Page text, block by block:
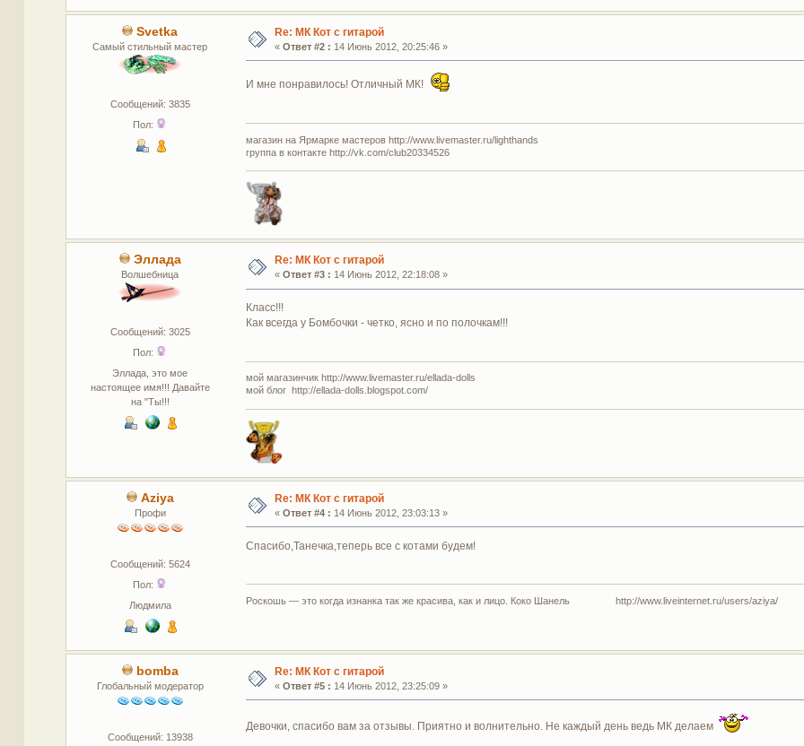
Svetka
Самый стильный мастер
Сообщений: 3835
Пол:
Re: МК Кот с гитарой
« Ответ #2 : 14 Июнь 2012, 20:25:46 »
И мне понравилось! Отличный МК!
магазин на Ярмарке мастеров http://www.livemaster.ru/lighthands
группа в контакте http://vk.com/club20334526
Эллада
Волшебница
Сообщений: 3025
Пол:
Эллада, это мое
настоящее имя!!! Давайте
на "Ты!!!
Re: МК Кот с гитарой
« Ответ #3 : 14 Июнь 2012, 22:18:08 »
Класс!!!
Как всегда у Бомбочки - четко, ясно и по полочкам!!!
мой магазинчик http://www.livemaster.ru/ellada-dolls
мой блог http://ellada-dolls.blogspot.com/
Aziya
Профи
Сообщений: 5624
Пол:
Людмила
Re: МК Кот с гитарой
« Ответ #4 : 14 Июнь 2012, 23:03:13 »
Спасибо,Танечка,теперь все с котами будем!
Роскошь — это когда изнанка так же красива, как и лицо. Коко Шанель http://www.liveinternet.ru/users/aziya/
bomba
Глобальный модератор
Сообщений: 13938
Re: МК Кот с гитарой
« Ответ #5 : 14 Июнь 2012, 23:25:09 »
Девочки, спасибо вам за отзывы. Приятно и волнительно. Не каждый день ведь МК делаем